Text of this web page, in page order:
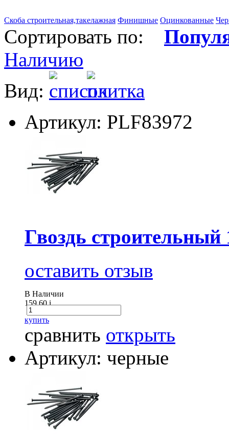
Скоба строительная,такелажная Финишные Оцинкованные
Сортировать по:
Наличию
Вид:
Артикул: PLF83972
Гвоздь строительный
оставить отзыв
В Наличии
159.60i
купить
сравнить открыть
Артикул: черные